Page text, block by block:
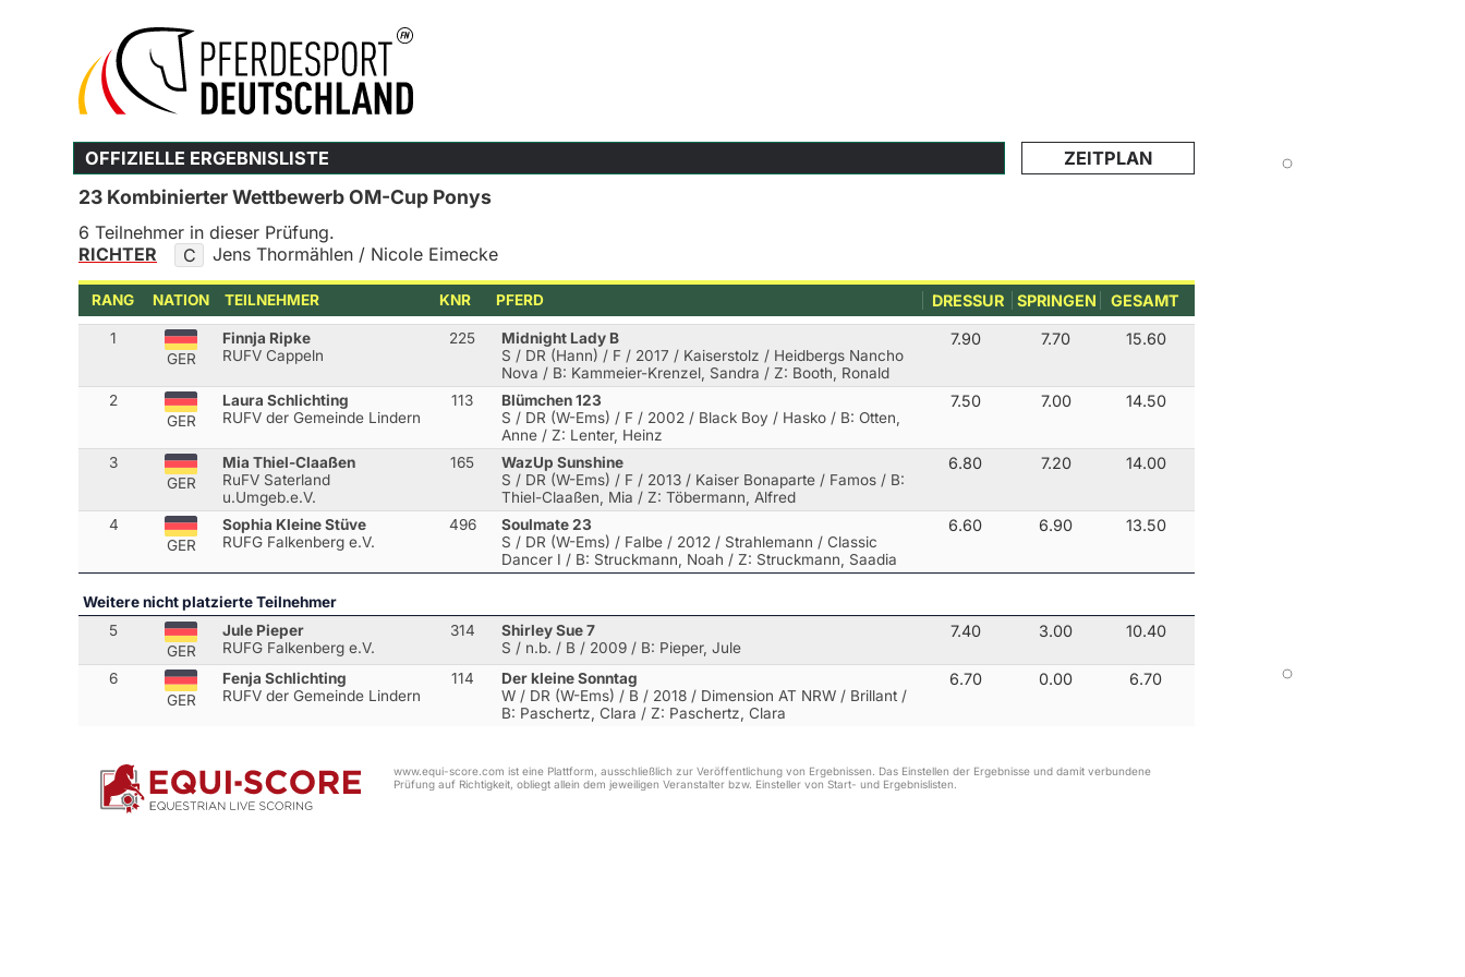
OFFIZIELLE ERGEBNISLISTE ZEITPLAN
23 Kombinierter Wettbewerb OM-Cup Ponys
6 Teilnehmer in dieser Prüfung.
RICHTER
C Jens Thormählen / Nicole Eimecke
RANG NATION TEILNEHMER KNR PFERD DRESSUR SPRINGEN GESAMT
1
GER
Finnja Ripke
RUFV Cappeln
225
Midnight Lady B
S / DR (Hann) / F / 2017 / Kaiserstolz / Heidbergs Nancho
Nova / B: Kammeier-Krenzel, Sandra / Z: Booth, Ronald
7.90 7.70 15.60
2
GER
Laura Schlichting
RUFV der Gemeinde Lindern
113
Blümchen 123
S / DR (W-Ems) / F / 2002 / Black Boy / Hasko / B: Otten,
Anne / Z: Lenter, Heinz
7.50 7.00 14.50
3
GER
Mia Thiel-Claaßen
RuFV Saterland
u.Umgeb.e.V.
165
WazUp Sunshine
S / DR (W-Ems) / F / 2013 / Kaiser Bonaparte / Famos / B:
Thiel-Claaßen, Mia / Z: Töbermann, Alfred
6.80 7.20 14.00
4
GER
Sophia Kleine Stüve
RUFG Falkenberg e.V.
496
Soulmate 23
S / DR (W-Ems) / Falbe / 2012 / Strahlemann / Classic
Dancer I / B: Struckmann, Noah / Z: Struckmann, Saadia
6.60 6.90 13.50
Weitere nicht platzierte Teilnehmer
5
GER
Jule Pieper
RUFG Falkenberg e.V.
314
Shirley Sue 7
S / n.b. / B / 2009 / B: Pieper, Jule
7.40 3.00 10.40
6
GER
Fenja Schlichting
RUFV der Gemeinde Lindern
114
Der kleine Sonntag
W / DR (W-Ems) / B / 2018 / Dimension AT NRW / Brillant /
B: Paschertz, Clara / Z: Paschertz, Clara
6.70 0.00 6.70
www.equi-score.com ist eine Plattform, ausschließlich zur Veröffentlichung von Ergebnissen. Das Einstellen der Ergebnisse und damit verbundene
Prüfung auf Richtigkeit, obliegt allein dem jeweiligen Veranstalter bzw. Einsteller von Start- und Ergebnislisten.